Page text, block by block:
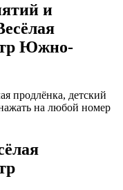
и
Южно-
продлёнка, детский
на любой номер